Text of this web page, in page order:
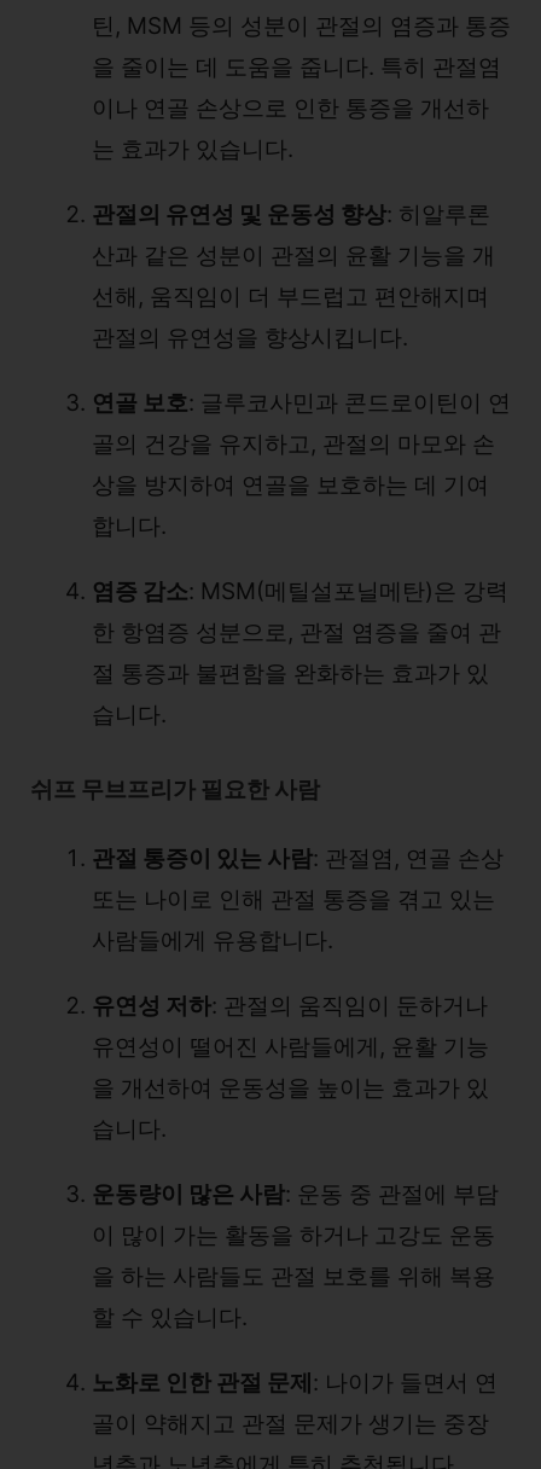
틴, MSM 등의 성분이 관절의 염증과 통증
을 줄이는 데 도움을 줍니다. 특히 관절염
이나 연골 손상으로 인한 통증을 개선하
는 효과가 있습니다.
관절의 유연성 및 운동성 향상: 히알루론
산과 같은 성분이 관절의 윤활 기능을 개
선해, 움직임이 더 부드럽고 편안해지며
관절의 유연성을 향상시킵니다.
연골 보호: 글루코사민과 콘드로이틴이 연
골의 건강을 유지하고, 관절의 마모와 손
상을 방지하여 연골을 보호하는 데 기여
합니다.
염증 감소: MSM(메틸설포닐메탄)은 강력
한 항염증 성분으로, 관절 염증을 줄여 관
절 통증과 불편함을 완화하는 효과가 있
습니다.
쉬프 무브프리가 필요한 사람
관절 통증이 있는 사람: 관절염, 연골 손상
또는 나이로 인해 관절 통증을 겪고 있는
사람들에게 유용합니다.
유연성 저하: 관절의 움직임이 둔하거나
유연성이 떨어진 사람들에게, 윤활 기능
을 개선하여 운동성을 높이는 효과가 있
습니다.
운동량이 많은 사람: 운동 중 관절에 부담
이 많이 가는 활동을 하거나 고강도 운동
을 하는 사람들도 관절 보호를 위해 복용
할 수 있습니다.
노화로 인한 관절 문제: 나이가 들면서 연
골이 약해지고 관절 문제가 생기는 중장